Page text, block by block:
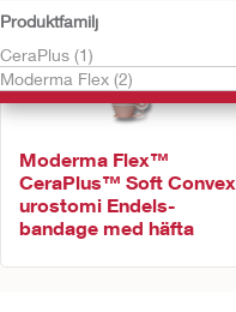
Produktfamilj
CeraPlus (1)
Moderma Flex (2)
Moderma Flex™
CeraPlus™ Soft Convex
urostomi Endels-
bandage med häfta